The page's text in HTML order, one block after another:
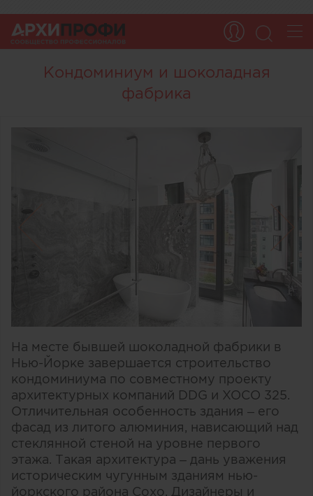
Кондоминиум и шоколадная
фабрика
На месте бывшей шоколадной фабрики в
Нью-Йорке завершается строительство
кондоминиума по совместному проекту
архитектурных компаний DDG и XOCO 325.
Отличительная особенность здания – его
фасад из литого алюминия, нависающий над
стеклянной стеной на уровне первого
этажа. Такая архитектура – дань уважения
историческим чугунным зданиям нью-
йоркского района Сохо. Дизайнеры и